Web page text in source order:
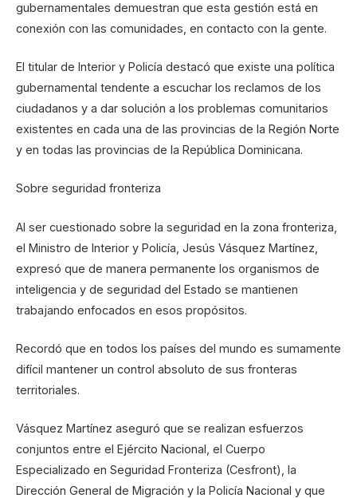
gubernamentales demuestran que esta gestión está en
conexión con las comunidades, en contacto con la gente.
El titular de Interior y Policía destacó que existe una política
gubernamental tendente a escuchar los reclamos de los
ciudadanos y a dar solución a los problemas comunitarios
existentes en cada una de las provincias de la Región Norte
y en todas las provincias de la República Dominicana.
Sobre seguridad fronteriza
Al ser cuestionado sobre la seguridad en la zona fronteriza,
el Ministro de Interior y Policía, Jesús Vásquez Martínez,
expresó que de manera permanente los organismos de
inteligencia y de seguridad del Estado se mantienen
trabajando enfocados en esos propósitos.
Recordó que en todos los países del mundo es sumamente
difícil mantener un control absoluto de sus fronteras
territoriales.
Vásquez Martínez aseguró que se realizan esfuerzos
conjuntos entre el Ejército Nacional, el Cuerpo
Especializado en Seguridad Fronteriza (Cesfront), la
Dirección General de Migración y la Policía Nacional y que